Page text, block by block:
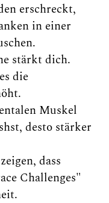
erschreckt,
in einer
stärkt dich.
die
Muskel
desto stärker
dass
Challenges"